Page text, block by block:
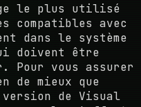
le plus utilisé
compatibles avec
dans le système
doivent être
Pour vous assurer
mieux que
de Visual